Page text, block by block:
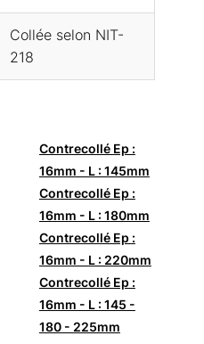
Collée selon NIT-
218
Contrecollé Ep :
16mm - L : 145mm
Contrecollé Ep :
16mm - L : 180mm
Contrecollé Ep :
16mm - L : 220mm
Contrecollé Ep :
16mm - L : 145 -
180 - 225mm